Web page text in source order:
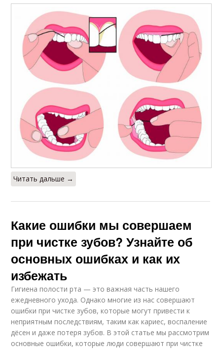
Читать дальше →
Какие ошибки мы совершаем
при чистке зубов? Узнайте об
основных ошибках и как их
избежать
Гигиена полости рта — это важная часть нашего
ежедневного ухода. Однако многие из нас совершают
ошибки при чистке зубов, которые могут привести к
неприятным последствиям, таким как кариес, воспаление
дёсен и даже потеря зубов. В этой статье мы рассмотрим
основные ошибки, которые люди совершают при чистке